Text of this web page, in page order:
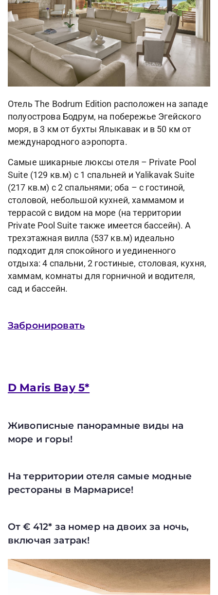
Отель The Bodrum Edition расположен на западе
полуострова Бодрум, на побережье Эгейского
моря, в 3 км от бухты Ялыкавак и в 50 км от
международного аэропорта.
Самые шикарные люксы отеля – Private Pool
Suite (129 кв.м) с 1 спальней и Yalikavak Suite
(217 кв.м) с 2 спальнями; оба – с гостиной,
столовой, небольшой кухней, хаммамом и
террасой с видом на море (на территории
Private Pool Suite также имеется бассейн). А
трехэтажная вилла (537 кв.м) идеально
подходит для спокойного и уединенного
отдыха: 4 спальни, 2 гостиные, столовая, кухня,
хаммам, комнаты для горничной и водителя,
сад и бассейн.
Забронировать
D Maris Bay 5*
Живописные панорамные виды на
море и горы!
На территории отеля самые модные
рестораны в Мармарисе!
От € 412* за номер на двоих за ночь,
включая затрак!